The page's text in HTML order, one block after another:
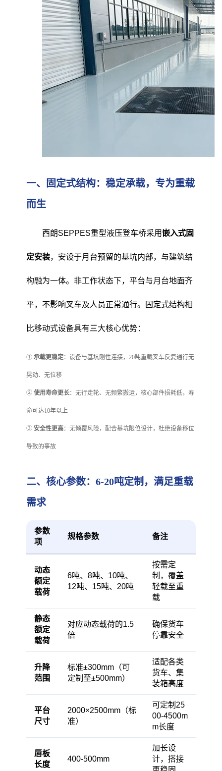
一、固定式结构：稳定承载，专为重载
而生
西朗SEPPES重型液压登车桥采用嵌入式固
定安装，安设于月台预留的基坑内部，与建筑结
构融为一体。非工作状态下，平台与月台地面齐
平，不影响叉车及人员正常通行。固定式结构相
比移动式设备具有三大核心优势：
① 承载更稳定：设备与基坑刚性连接，20吨重载叉车反复通行无
晃动、无位移
② 使用寿命更长：无行走轮、无频繁搬运，核心部件损耗低，寿
命可达10年以上
③ 安全性更高：无倾覆风险，配合基坑限位设计，杜绝设备移位
导致的事故
二、核心参数：6-20吨定制，满足重载
需求
参数
项
规格参数 备注
动态
额定
载荷
6吨、8吨、10吨、
12吨、15吨、20吨
按需定
制，覆盖
轻载至重
载
静态
额定
载荷
对应动态载荷的1.5
倍
确保货车
停靠安全
升降
范围
标准±300mm（可
定制至±500mm）
适配各类
货车、集
装箱高度
平台
尺寸
2000×2500mm（标
准）
可定制25
00-4500m
m长度
唇板
长度
400-500mm
加长设
计，搭接